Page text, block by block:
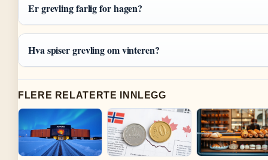
Er grevling farlig for hagen?
Hva spiser grevling om vinteren?
FLERE RELATERTE INNLEGG